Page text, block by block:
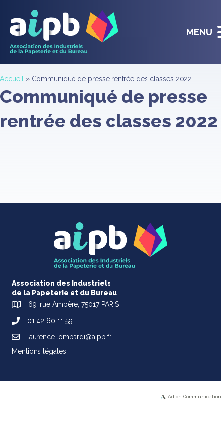
MENU
Accueil » Communiqué de presse rentrée des classes 2022
Communiqué de presse
rentrée des classes 2022
Association des Industriels
de la Papeterie et du Bureau
69, rue Ampère, 75017 PARIS
01 42 60 11 59
laurence.lombardi@aipb.fr
Mentions légales
Ad'on Communication